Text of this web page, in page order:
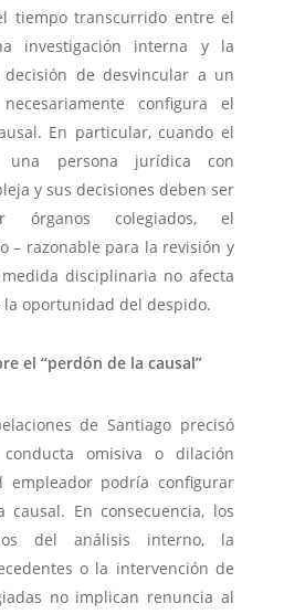
tiempo transcurrido entre el
investigación interna y la
de desvincular a un
configura el
En particular, cuando el
una persona jurídica con
y sus decisiones deben ser
órganos colegiados, el
– razonable para la revisión y
disciplinaria no afecta
la oportunidad del despido.
el “perdón de la causal”
de Santiago precisó
omisiva o dilación
empleador podría configurar
En consecuencia, los
del análisis interno, la
o la intervención de
no implican renuncia al